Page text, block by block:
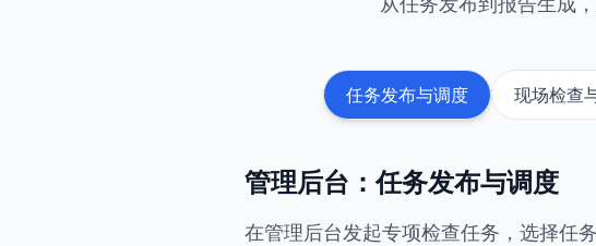
任务发布与调度 现场检查
管理后台：任务发布与调度
在管理后台发起专项检查任务，选择任